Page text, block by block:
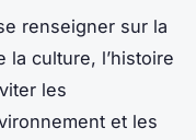
renseigner sur la
la culture, l’histoire
les
et les